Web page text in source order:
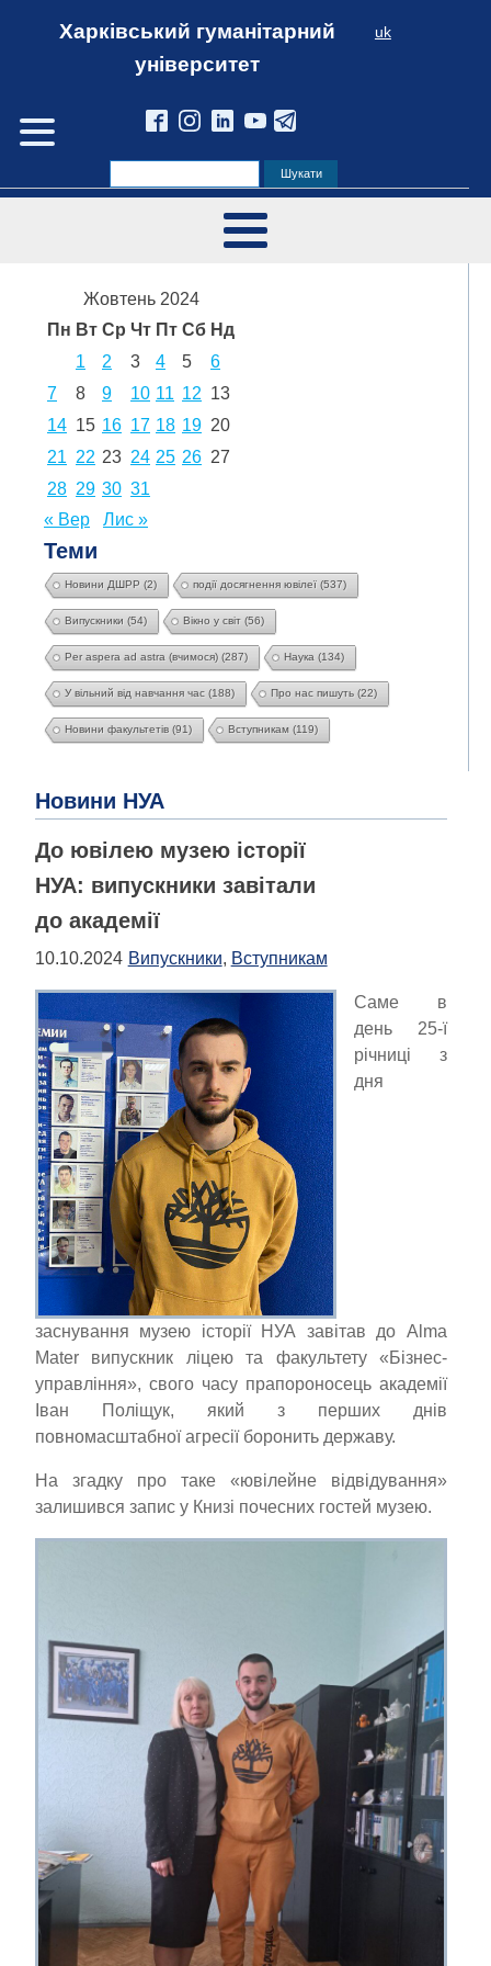
Харківський гуманітарний
університет
uk
Жовтень 2024
Пн Вт Ср Чт Пт Сб Нд
1
2 3 4 5
6
7
8 9 10 11 12 13
14 15 16 17 18 19 20
21 22 23 24 25 26 27
28 29 30 31
« Вер
Лис »
Теми
Новини ДШРР (2) події досягнення ювілеї (537)
Випускники (54) Вікно у світ (56)
Per aspera ad astra (вчимося) (287) Наука (134)
У вільний від навчання час (188) Про нас пишуть (22)
Новини факультетів (91) Вступникам (119)
Новини НУА
До ювілею музею історії
НУА: випускники завітали
до академії
10.10.2024 Випускники, Вступникам
Саме в
день 25-ї
річниці з
дня
заснування музею історії НУА завітав до Alma
Mater випускник ліцею та факультету «Бізнес-
управління», свого часу прапороносець академії
Іван Поліщук, який з перших днів
повномасштабної агресії боронить державу.
На згадку про таке «ювілейне відвідування»
залишився запис у Книзі почесних гостей музею.